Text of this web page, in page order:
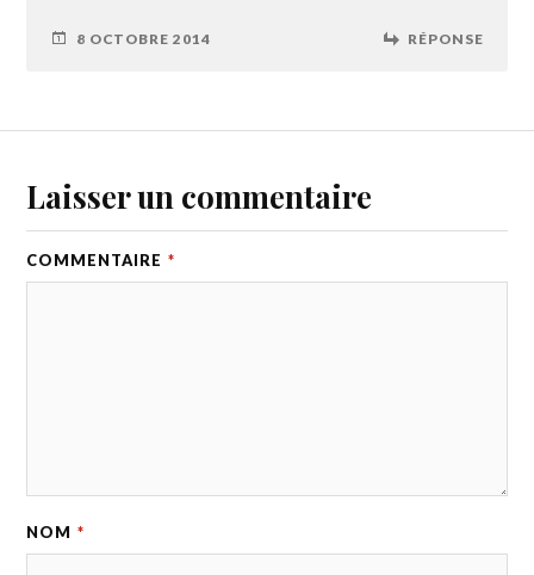
8 OCTOBRE 2014 RÉPONSE
Laisser un commentaire
COMMENTAIRE *
NOM *